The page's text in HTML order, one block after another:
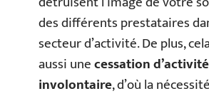
des différents prestataires
secteur d’activité. De plus,
aussi unecessation d’activité
involontaire, d’où la